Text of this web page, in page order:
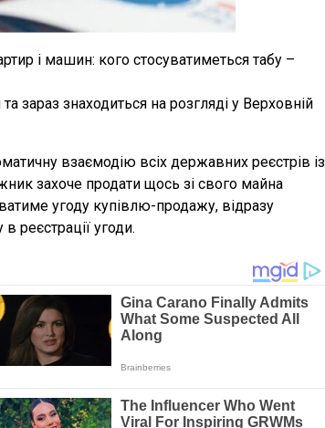
і машин: кого стосуватиметься табу –
знаходиться на розгляді у Верховній
взаємодію всіх державних реєстрів із
захоче продати щось зі свого майна
угоду купівлю-продажу, відразу
реєстрації угоди.